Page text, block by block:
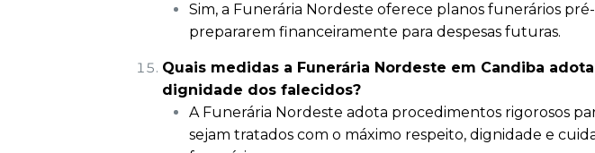
Sim, a Funerária Nordeste oferece planos funerários
prepararem financeiramente para despesas futuras.
Quais medidas a Funerária Nordeste em Candiba
dignidade dos falecidos?
A Funerária Nordeste adota procedimentos rigorosos
sejam tratados com o máximo respeito, dignidade e